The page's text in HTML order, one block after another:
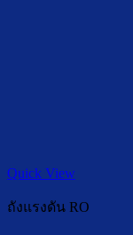
Quick View
ถังแรงดัน RO